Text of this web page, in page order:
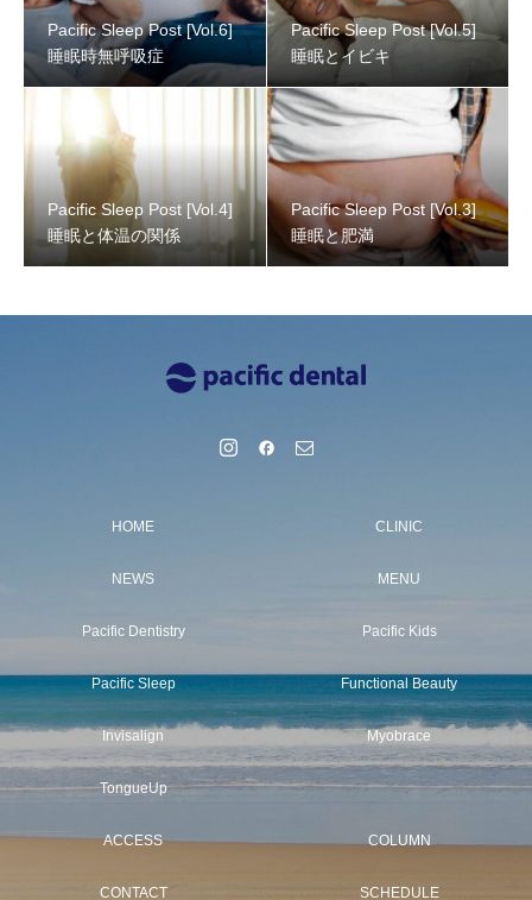
Pacific Sleep Post [Vol.6]
睡眠時無呼吸症
Pacific Sleep Post [Vol.5]
睡眠とイビキ
Pacific Sleep Post [Vol.4]
睡眠と体温の関係
Pacific Sleep Post [Vol.3]
睡眠と肥満
HOME CLINIC
NEWS MENU
Pacific Dentistry Pacific Kids
Pacific Sleep Functional Beauty
Invisalign Myobrace
TongueUp
ACCESS COLUMN
CONTACT SCHEDULE